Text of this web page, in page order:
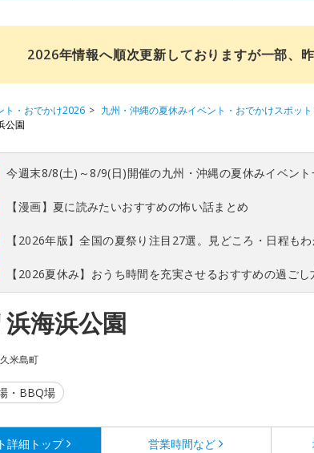
2026年情報へ順次更新しておりますが一部、
ト・おでかけ2026 九州・沖縄の夏休みイベント・おでかけスポット
公園
今週末8/8(土)～8/9(日)開催の九州・沖縄の夏休みイベント
【漫画】夏に読みたいおすすめの怖い話まとめ
【2026年版】全国の夏祭り注目27選。見どころ・日程もわ
【2026夏休み】おうち時間を充実させるおすすめの過ごし
海浜公園
米島町
・BBQ場
詳細 トップ 営業時間など